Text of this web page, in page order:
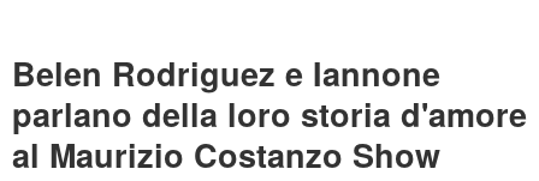
Belen Rodriguez e Iannone
parlano della loro storia d'amore
al Maurizio Costanzo Show